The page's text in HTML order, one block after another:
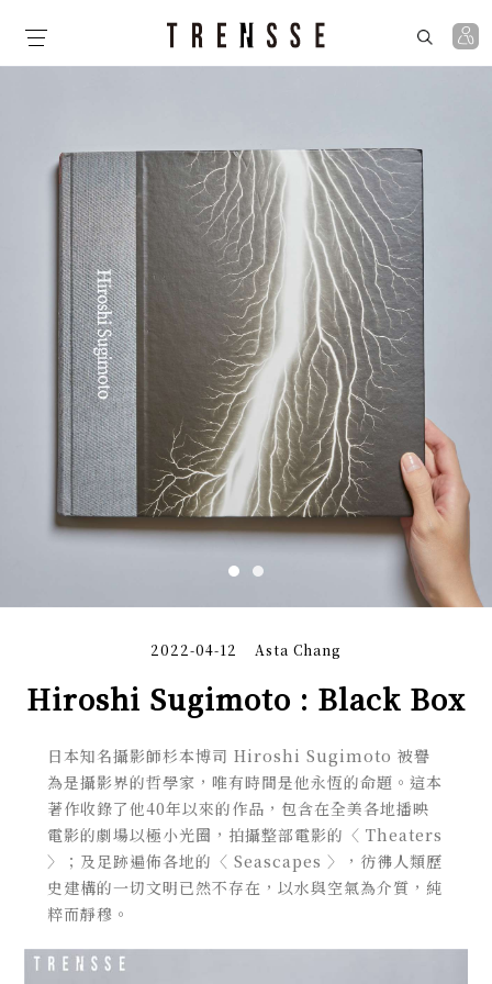
Hiroshi Sugimoto : Black Box
Asta Chang
2022-04-12
日本知名攝影師杉本博司 Hiroshi Sugimoto 被譽
為是攝影界的哲學家，唯有時間是他永恆的命題。這本
著作收錄了他40年以來的作品，包含在全美各地播映
電影的劇場以極小光圈，拍攝整部電影的〈 Theaters
〉；及足跡遍佈各地的〈 Seascapes 〉，彷彿人類歷
史建構的一切文明已然不存在，以水與空氣為介質，純
粹而靜穆。